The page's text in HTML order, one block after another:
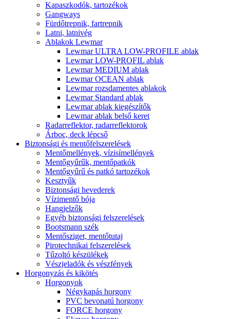
Kapaszkodók, tartozékok
Gangways
Fürdőtrepnik, fartrepnik
Latni, latnivég
Ablakok Lewmar
Lewmar ULTRA LOW-PROFILE ablak
Lewmar LOW-PROFIL ablak
Lewmar MEDIUM ablak
Lewmar OCEAN ablak
Lewmar rozsdamentes ablakok
Lewmar Standard ablak
Lewmar ablak kiegészítők
Lewmar ablak belső keret
Radarreflektor, radarreflektorok
Árboc, deck lépcső
Biztonsági és mentőfelszerelések
Mentőmellények, vízisímellények
Mentőgyűrűk, mentőpatkók
Mentőgyűrű és patkó tartozékok
Kesztyűk
Biztonsági hevederek
Vízimentő bója
Hangjelzők
Egyéb biztonsági felszerelések
Bootsmann szék
Mentősziget, mentőtutaj
Pirotechnikai felszerelések
Tűzoltó készülékek
Vészjeladók és vészfények
Horgonyzás és kikötés
Horgonyok
Négykapás horgony
PVC bevonatú horgony
FORCE horgony